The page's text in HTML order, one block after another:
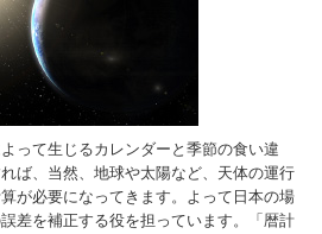
って生じるカレンダーと季節の食い違
ば、当然、地球や太陽など、天体の運行
が必要になってきます。よって日本の場
差を補正する役を担っています。「暦計